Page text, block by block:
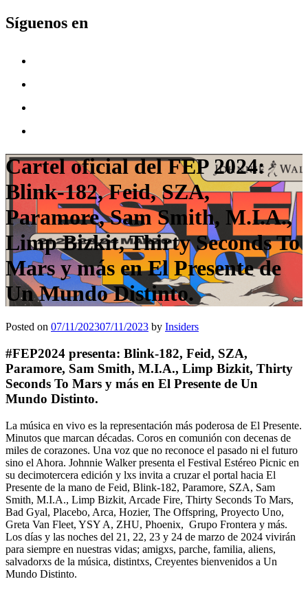
Síguenos en
Cartel oficial del FEP 2024:
Blink-182, Feid, SZA,
Paramore, Sam Smith, M.I.A.,
Limp Bizkit, Thirty Seconds To
Mars y más en El Presente de
Un Mundo Distinto.
Posted on 07/11/202307/11/2023 by Insiders
#FEP2024 presenta: Blink-182, Feid, SZA,
Paramore, Sam Smith, M.I.A., Limp Bizkit, Thirty
Seconds To Mars y más en El Presente de Un
Mundo Distinto.
La música en vivo es la representación más poderosa de El Presente.
Minutos que marcan décadas. Coros en comunión con decenas de
miles de corazones. Una voz que no reconoce el pasado ni el futuro
sino el Ahora. Johnnie Walker presenta el Festival Estéreo Picnic en
su decimotercera edición y lxs invita a cruzar el portal hacia El
Presente de la mano de Feid, Blink-182, Paramore, SZA, Sam
Smith, M.I.A., Limp Bizkit, Arcade Fire, Thirty Seconds To Mars,
Bad Gyal, Placebo, Arca, Hozier, The Offspring, Proyecto Uno,
Greta Van Fleet, YSY A, ZHU, Phoenix, Grupo Frontera y más.
Los días y las noches del 21, 22, 23 y 24 de marzo de 2024 vivirán
para siempre en nuestras vidas; amigxs, parche, familia, aliens,
salvadorxs de la música, distintxs, Creyentes bienvenidos a Un
Mundo Distinto.